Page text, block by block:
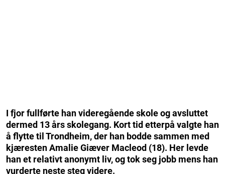
I fjor fullførte han videregående skole og avsluttet
dermed 13 års skolegang. Kort tid etterpå valgte han
å flytte til Trondheim, der han bodde sammen med
kjæresten Amalie Giæver Macleod (18). Her levde
han et relativt anonymt liv, og tok seg jobb mens han
vurderte neste steg videre.